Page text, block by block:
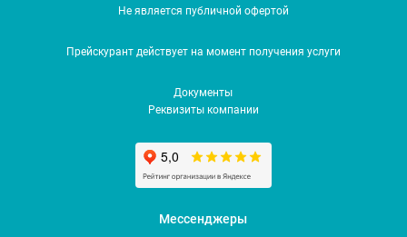
Не является публичной офертой
Прейскурант действует на момент получения услуги
Документы
Реквизиты компании
Мессенджеры